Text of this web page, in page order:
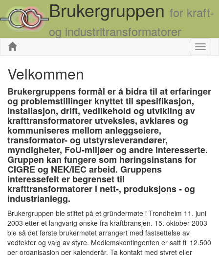
Brukergruppen for kraft-
og industritransformatorer
Skjul
Velkommen
Brukergruppens formål er å bidra til at erfaringer
og problemstillinger knyttet til spesifikasjon,
installasjon, drift, vedlikehold og utvikling av
krafttransformatorer utveksles, avklares og
kommuniseres mellom anleggseiere,
transformator- og utstyrsleverandører,
myndigheter, FoU-miljøer og andre interesserte.
Gruppen kan fungere som høringsinstans for
CIGRE og NEK/IEC arbeid. Gruppens
interessefelt er begrenset til
krafttransformatorer i nett-, produksjons - og
industrianlegg.
Brukergruppen ble stiftet på et gründermøte i Trondheim 11. juni
2003 etter et langvarig ønske fra kraftbransjen. 15. oktober 2003
ble så det første brukermøtet arrangert med fastsettelse av
vedtekter og valg av styre. Medlemskontingenten er satt til 12.500
per organisasjon per kalenderår. Ta kontakt med styret eller